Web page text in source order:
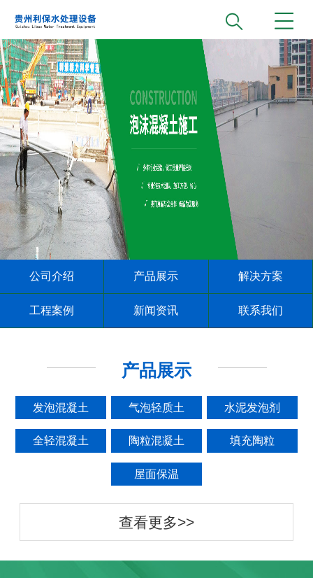
公司介绍 产品展示 解决方案
工程案例 新闻资讯 联系我们
产品展示
发泡混凝土 气泡轻质土 水泥发泡剂
全轻混凝土 陶粒混凝土 填充陶粒
屋面保温
查看更多>>